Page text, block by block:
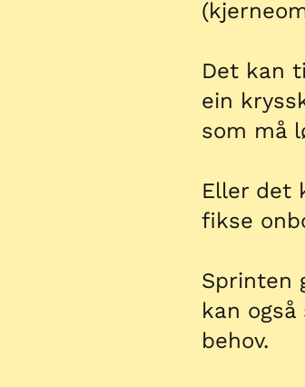
Det kan
ein
som må
Eller det
fikse
Sprinten
kan
behov.